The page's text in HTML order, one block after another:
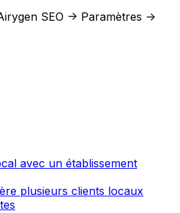
SEO -> Paramètres ->
avec un établissement
plusieurs clients locaux